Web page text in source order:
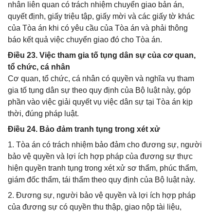
nhân liên quan có trách nhiệm chuyển giao bản án,
quyết định, giấy triệu tập, giấy mời và các giấy tờ khác
của Tòa án khi có yêu cầu của Tòa án và phải thông
báo kết quả việc chuyển giao đó cho Tòa án.
Điều 23. Việc tham gia tố tụng dân sự của cơ quan,
tổ chức, cá nhân
Cơ quan, tổ chức, cá nhân có quyền và nghĩa vụ tham
gia tố tụng dân sự theo quy định của Bộ luật này, góp
phần vào việc giải quyết vụ việc dân sự tại Tòa án kịp
thời, đúng pháp luật.
Điều 24. Bảo đảm tranh tụng trong xét xử
1. Tòa án có trách nhiệm bảo đảm cho đương sự, người
bảo vệ quyền và lợi ích hợp pháp của đương sự thực
hiện quyền tranh tụng trong xét xử sơ thẩm, phúc thẩm,
giám đốc thẩm, tái thẩm theo quy định của Bộ luật này.
2. Đương sự, người bảo vệ quyền và lợi ích hợp pháp
của đương sự có quyền thu thập, giao nộp tài liệu,